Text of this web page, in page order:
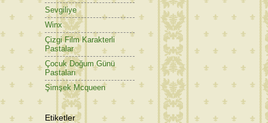
Sevgiliye
Winx
Çizgi Film Karakterli
Pastalar
Çocuk Doğum Günü
Pastaları
Şimşek Mcqueen
Etiketler